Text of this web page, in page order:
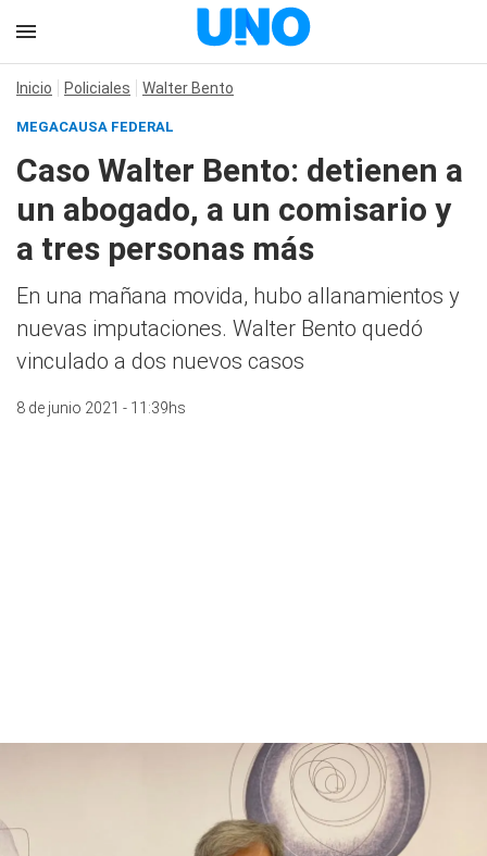
Inicio Policiales Walter Bento
MEGACAUSA FEDERAL
Caso Walter Bento: detienen a
un abogado, a un comisario y
a tres personas más
En una mañana movida, hubo allanamientos y
nuevas imputaciones. Walter Bento quedó
vinculado a dos nuevos casos
8 de junio 2021 - 11:39hs